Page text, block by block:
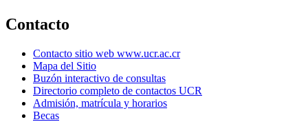
Contacto
Contacto sitio web www.ucr.ac.cr
Mapa del Sitio
Buzón interactivo de consultas
Directorio completo de contactos UCR
Admisión, matrícula y horarios
Becas